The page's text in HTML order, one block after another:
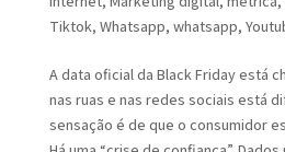
Tiktok, Whatsapp, whatsapp,
A data oficial da Black Friday está
nas ruas e nas redes sociais está
sensação é de que o consumidor